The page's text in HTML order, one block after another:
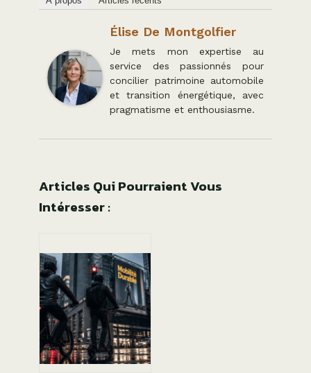
Élise De Montgolfier
Je mets mon expertise au
service des passionnés pour
concilier patrimoine automobile
et transition énergétique, avec
pragmatisme et enthousiasme.
Articles Qui Pourraient Vous
Intéresser :